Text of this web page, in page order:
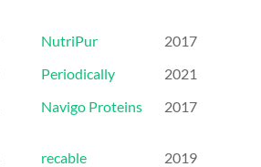
NutriPur 2017
Periodically 2021
Navigo Proteins 2017
recable 2019